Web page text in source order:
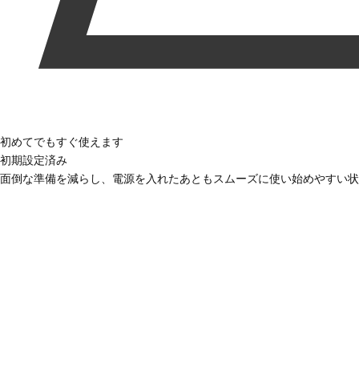
初めてでもすぐ使えます
初期設定済み
面倒な準備を減らし、電源を入れたあともスムーズに使い始めやすい